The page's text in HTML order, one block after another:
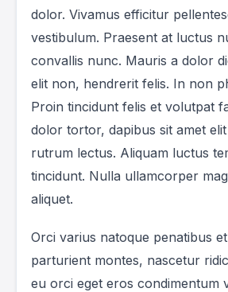
dolor. Vivamus efficitur
vestibulum. Praesent at luctus
convallis nunc. Mauris a dolor
elit non, hendrerit felis. In non
Proin tincidunt felis et volutpat
dolor tortor, dapibus sit amet
rutrum lectus. Aliquam luctus
tincidunt. Nulla ullamcorper
aliquet.
Orci varius natoque penatibus
parturient montes, nascetur
eu orci eget eros condimentum